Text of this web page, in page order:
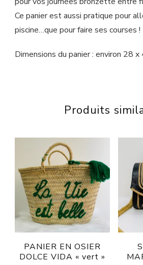
Ce panier est aussi pratique pour
piscine…que pour faire ses courses !
Dimensions du panier : environ 28 x
Produits
PANIER EN OSIER
DOLCE VIDA « vert »